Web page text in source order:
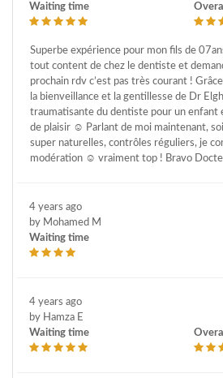
Waiting time
Superbe expérience pour mon fils de
tout content de chez le dentiste et
prochain rdv c’est pas très courant !
la bienveillance et la gentillesse de Dr
traumatisante du dentiste pour un enfant
de plaisir ☺️ Parlant de moi maintenant,
super naturelles, contrôles réguliers, je
modération ☺️ vraiment top ! Bravo
4 years ago
by Mohamed M
Waiting time
4 years ago
by Hamza E
Waiting time